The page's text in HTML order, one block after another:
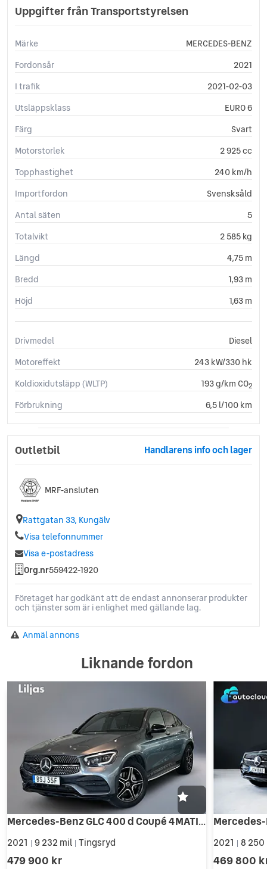
GPS
ISOFIX-fästen bak
Kylt handskfack
LED Strålkastare
Ljussensor
Läslampa
Nödsamtal
Regnsensor
Servostyrning
Sidoairbags
Sidokrockgardiner
Skyltigenkänning
Sminkspegel
Sportratt
Start-/stoppfunktion
Startspärr
Svensksåld
Taklucka
Trötthetsvarnare
Yttertemperaturmätare
Uppgifter från Transportstyrelsen
Märke
MERCEDES-BENZ
Fordonsår
2021
I trafik
2021-02-03
Utsläppsklass
EURO 6
Färg
Svart
Motorstorlek
2 925 cc
Topphastighet
240 km/h
Importfordon
Svensksåld
Antal säten
5
Totalvikt
2 585 kg
Längd
4,75 m
Bredd
1,93 m
Höjd
1,63 m
Drivmedel
Diesel
Motoreffekt
243 kW/330 hk
Koldioxidutsläpp (WLTP)
193 g/km CO2
Förbrukning 6,5 l/100 km
Outletbil Handlarens info och lager
MRF-ansluten
Rattgatan 33, Kungälv
Visa telefonnummer
Visa e-postadress
Org.nr559422-1920
Företaget har godkänt att de endast annonserar produkter
och tjänster som är i enlighet med gällande lag.
Anmäl annons
Liknande fordon
Mercedes-Benz GLC 400 d Coupé 4MATIC AMG Line//BURMESTER/Drag//
2021 9 232 mil Tingsryd
479 900 kr
2021 8
469 800